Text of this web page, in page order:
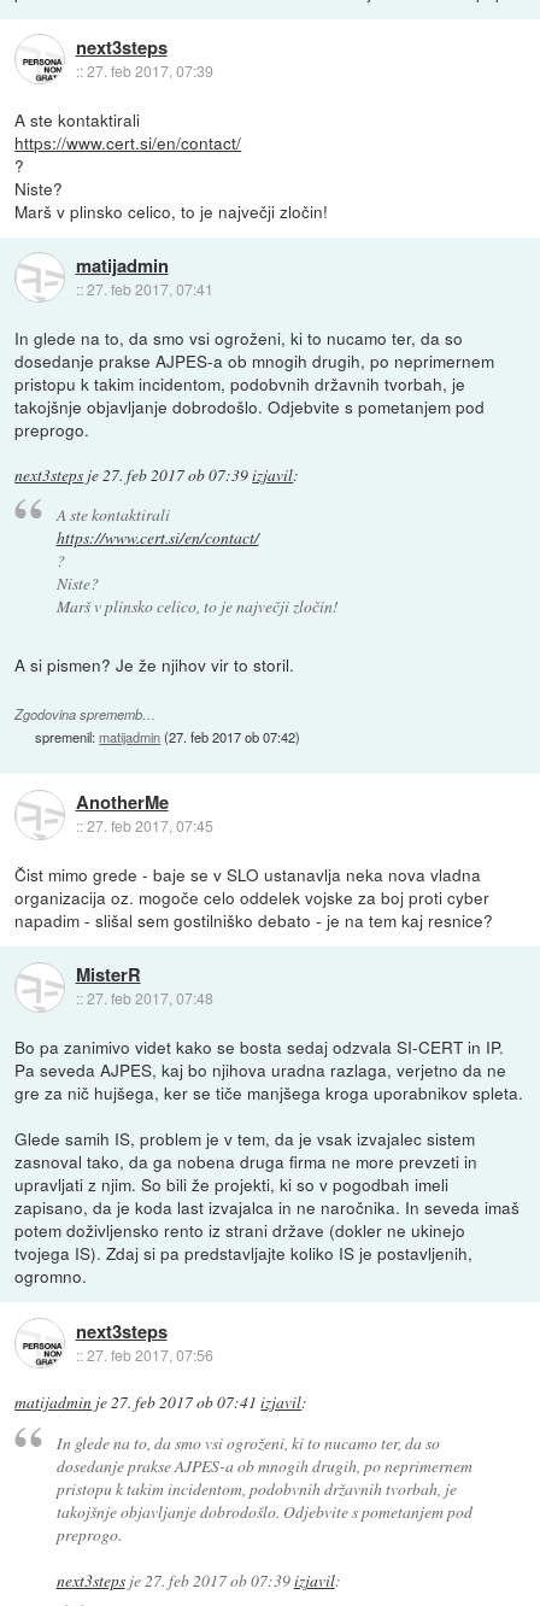
next3steps
::27. feb 2017, 07:39
A ste kontaktirali
https://www.cert.si/en/contact/
?
Niste?
Marš v plinsko celico, to je največji zločin!
matijadmin
::27. feb 2017, 07:41
In glede na to, da smo vsi ogroženi, ki to nucamo ter, da so
dosedanje prakse AJPES-a ob mnogih drugih, po neprimernem
pristopu k takim incidentom, podobvnih državnih tvorbah, je
takojšnje objavljanje dobrodošlo. Odjebvite s pometanjem pod
preprogo.
next3steps je 27. feb 2017 ob 07:39izjavil:
A ste kontaktirali
https://www.cert.si/en/contact/
?
Niste?
Marš v plinsko celico, to je največji zločin!
A si pismen? Je že njihov vir to storil.
Zgodovina sprememb…
spremenil:matijadmin(27. feb 2017 ob 07:42)
AnotherMe
::27. feb 2017, 07:45
Čist mimo grede - baje se v SLO ustanavlja neka nova vladna
organizacija oz. mogoče celo oddelek vojske za boj proti cyber
napadim - slišal sem gostilniško debato - je na tem kaj resnice?
MisterR
::27. feb 2017, 07:48
Bo pa zanimivo videt kako se bosta sedaj odzvala SI-CERT in IP.
Pa seveda AJPES, kaj bo njihova uradna razlaga, verjetno da ne
gre za nič hujšega, ker se tiče manjšega kroga uporabnikov spleta.
Glede samih IS, problem je v tem, da je vsak izvajalec sistem
zasnoval tako, da ga nobena druga firma ne more prevzeti in
upravljati z njim. So bili že projekti, ki so v pogodbah imeli
zapisano, da je koda last izvajalca in ne naročnika. In seveda imaš
potem doživljensko rento iz strani države (dokler ne ukinejo
tvojega IS). Zdaj si pa predstavljajte koliko IS je postavljenih,
ogromno.
next3steps
::27. feb 2017, 07:56
matijadmin je27. feb 2017 ob 07:41 izjavil:
In glede na to, da smo vsi ogroženi, ki to nucamo ter, da so
dosedanje prakse AJPES-a ob mnogih drugih, po neprimernem
pristopu k takim incidentom, podobvnih državnih tvorbah, je
takojšnje objavljanje dobrodošlo. Odjebvite s pometanjem pod
preprogo.
next3stepsje 27. feb 2017 ob 07:39izjavil: